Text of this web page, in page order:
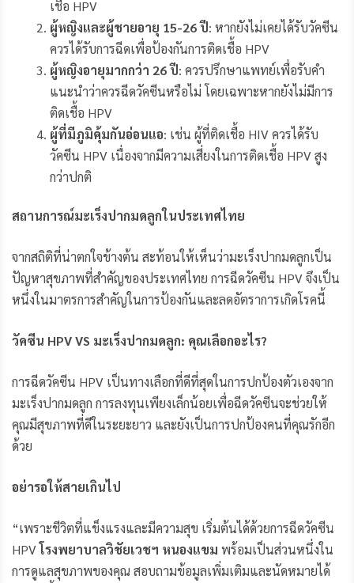
เชื้อ HPV
ผู้หญิงและผู้ชายอายุ 15-26 ปี: หากยังไม่เคยได้รับวัคซีน
ควรได้รับการฉีดเพื่อป้องกันการติดเชื้อ HPV
ผู้หญิงอายุมากกว่า 26 ปี: ควรปรึกษาแพทย์เพื่อรับคำ
แนะนำว่าควรฉีดวัคซีนหรือไม่ โดยเฉพาะหากยังไม่มีการ
ติดเชื้อ HPV
ผู้ที่มีภูมิคุ้มกันอ่อนแอ: เช่น ผู้ที่ติดเชื้อ HIV ควรได้รับ
วัคซีน HPV เนื่องจากมีความเสี่ยงในการติดเชื้อ HPV สูง
กว่าปกติ
สถานการณ์มะเร็งปากมดลูกในประเทศไทย
จากสถิติที่น่าตกใจข้างต้น สะท้อนให้เห็นว่ามะเร็งปากมดลูกเป็น
ปัญหาสุขภาพที่สำคัญของประเทศไทย การฉีดวัคซีน HPV จึงเป็น
หนึ่งในมาตรการสำคัญในการป้องกันและลดอัตราการเกิดโรคนี้
วัคซีน HPV VS มะเร็งปากมดลูก: คุณเลือกอะไร?
การฉีดวัคซีน HPV เป็นทางเลือกที่ดีที่สุดในการปกป้องตัวเองจาก
มะเร็งปากมดลูก การลงทุนเพียงเล็กน้อยเพื่อฉีดวัคซีนจะช่วยให้
คุณมีสุขภาพที่ดีในระยะยาว และยังเป็นการปกป้องคนที่คุณรักอีก
ด้วย
อย่ารอให้สายเกินไป
“เพราะชีวิตที่แข็งแรงและมีความสุข เริ่มต้นได้ด้วยการฉีดวัคซีน
HPVโรงพยาบาลวิชัยเวชฯ หนองแขม พร้อมเป็นส่วนหนึ่งใน
การดูแลสุขภาพของคุณ สอบถามข้อมูลเพิ่มเติมและนัดหมายได้